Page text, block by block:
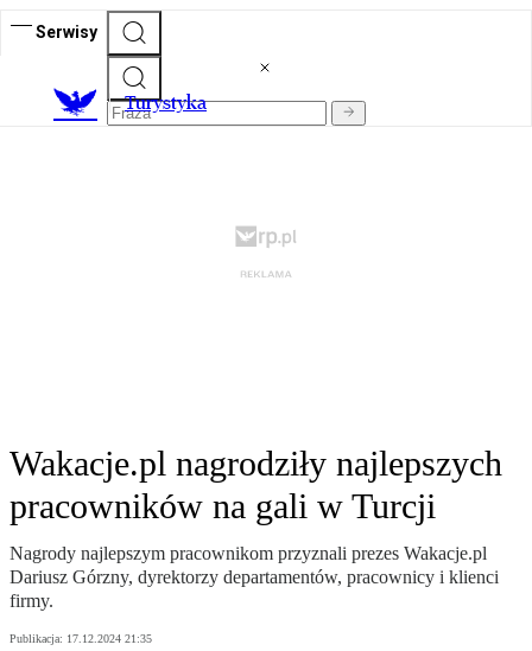
Serwisy
Turystyka
Wakacje.pl nagrodziły najlepszych
pracowników na gali w Turcji
Nagrody najlepszym pracownikom przyznali prezes Wakacje.pl
Dariusz Górzny, dyrektorzy departamentów, pracownicy i klienci
firmy.
Publikacja: 17.12.2024 21:35